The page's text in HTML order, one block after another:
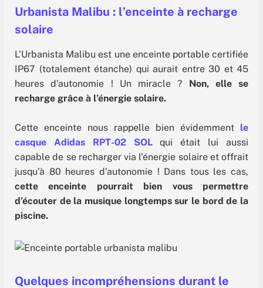
Urbanista Malibu : l’enceinte à recharge
solaire
L’Urbanista Malibu est une enceinte portable certifiée
IP67 (totalement étanche) qui aurait entre 30 et 45
heures d’autonomie ! Un miracle ? Non, elle se
recharge grâce à l’énergie solaire.
Cette enceinte nous rappelle bien évidemment le
casque Adidas RPT-02 SOLqui était lui aussi
capable de se recharger via l’énergie solaire et offrait
jusqu’à 80 heures d’autonomie ! Dans tous les cas,
cette enceinte pourrait bien vous permettre
d’écouter de la musique longtemps sur le bord de la
piscine.
Quelques incompréhensions durant le